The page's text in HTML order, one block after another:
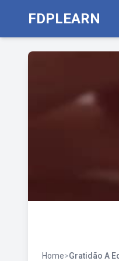
FDPLEARN
Home>Gratidão A